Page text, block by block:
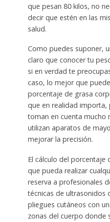
que pesan 80 kilos, no
decir que estén en las
salud.
Como puedes suponer,
claro que conocer tu
si en verdad te
caso, lo mejor que
porcentaje de grasa
que en realidad importa,
toman en cuenta mucho
utilizan aparatos de
mejorar la precisión.
El cálculo del porcentaje
que pueda realizar
reserva a profesionales
técnicas de ultrasonidos
pliegues cutáneos con
zonas del cuerpo donde